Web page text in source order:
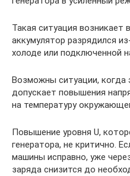
Такая ситуация возникает
аккумулятор разрядился
холоде или подключенной
Возможны ситуации, когда
допускает повышения
на температуру
Повышение уровня U,
генератора, не критично.
машины исправно, уже
заряда снизится до